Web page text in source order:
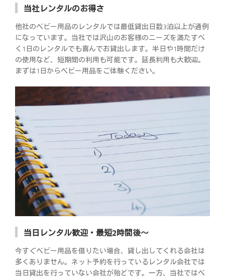
当社レンタルのお得さ
他社のベビー用品のレンタルでは最低貸出日数3泊以上が通例
になっています。当社では沢山のお客様のニーズを満たすべ
く1日のレンタルでも喜んでお貸出します。半日や1時間だけ
の使用など、短期間の利用も可能です。延長利用も大歓迎。
まずは1日からベビー用品をご体験ください。
当日レンタル歓迎・最短2時間後～
今すぐベビー用品を借りたい場合、貸し出してくれる会社は
多くありません。ネット予約を行っているレンタル会社では
当日貸出を行っていない会社が殆どです。一方、当社ではベ